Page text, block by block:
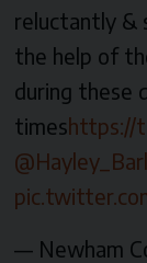
reluctantly &
the help of
during these
timeshttps://
— Newham